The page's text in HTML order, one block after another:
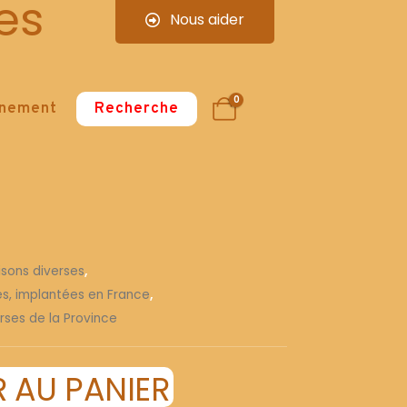
Nous aider
Recherche 0
diverses,
implantées en France,
de la Province
AU PANIER